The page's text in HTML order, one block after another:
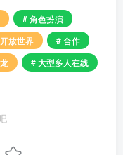
# 角色扮演
放世界
# 合作
# 大型多人在线